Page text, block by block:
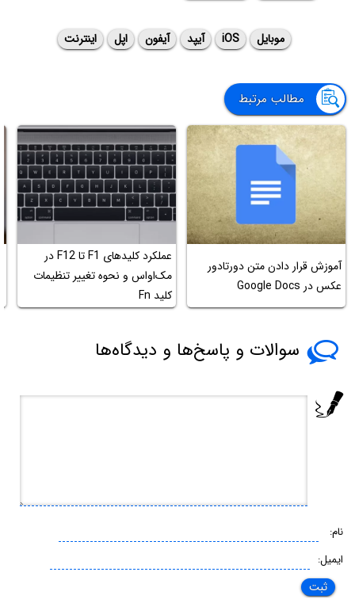
موبایل iOS آیپد آیفون اپل اینترنت
مطالب مرتبط
آموزش قرار دادن متن دورتادور
عکس در Google Docs
عملکرد کلیدهای F1 تا F12 در
مک‌او‌اس و نحوه تغییر تنظیمات
کلید Fn
سوالات و پاسخ‌ها و دیدگاه‌ها
نام:
ایمیل: